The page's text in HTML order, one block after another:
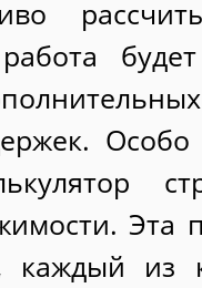
Эта
каждый из